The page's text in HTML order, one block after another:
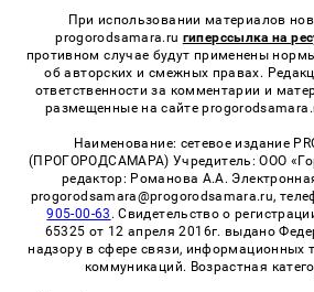
При использовании материалов
progorodsamara.ru гиперссылка на
противном случае будут применены
об авторских и смежных правах.
ответственности за комментарии и
размещенные на сайте
Наименование: сетевое издание
(ПРОГОРОДСАМАРА) Учредитель: ООО
редактор: Романова А.А.
progorodsamara@progorodsamara.ru,
905-00-63 . Свидетельство о
65325 от 12 апреля 2016г. выдано
надзору в сфере связи, информационных
коммуникаций. Возрастная